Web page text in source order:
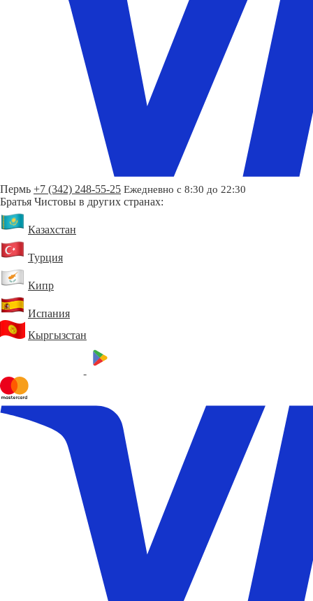
Пермь +7 (342) 248-55-25 Ежедневно с 8:30 до 22:30
Братья Чистовы в других странах:
Казахстан
Турция
Кипр
Испания
Кыргызстан